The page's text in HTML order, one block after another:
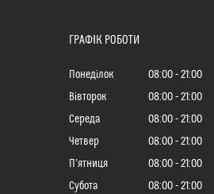
ГРАФІК РОБОТИ
Понеділок 08:00
21:00
Вівторок
08:00
21:00
Середа
08:00
21:00
Четвер
08:00
21:00
Пʼятниця
08:00
21:00
Субота
08:00
21:00